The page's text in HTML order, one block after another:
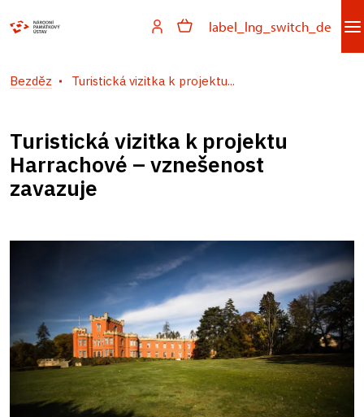
label_lng_switch_de
Bezděz Turistická vizitka k projektu...
Turistická vizitka k projektu
Harrachové – vznešenost
zavazuje